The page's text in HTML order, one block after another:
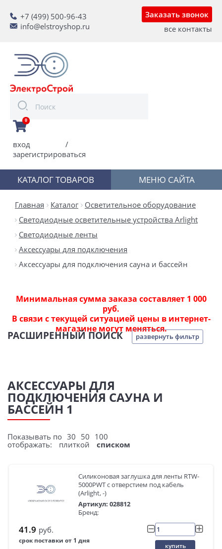
+7 (499) 500-96-43
info@elstroyshop.ru
Заказать звонок
все контакты
0
вход
/
зарегистрироваться
КАТАЛОГ ТОВАРОВ МЕНЮ САЙТА
Главная Каталог
Осветительное оборудование
Светодиодные осветительные устройства Arlight
Светодиодные ленты
Аксессуары для подключения
Аксессуары для подключения сауна и бассейн
Минимальная сумма заказа составляет 1 000
руб.
В связи с текущей ситуацией цены в интернет-
магазине могут меняться.
РАСШИРЕННЫЙ ПОИСК развернуть фильтр
АКСЕССУАРЫ ДЛЯ
ПОДКЛЮЧЕНИЯ САУНА И
БАССЕЙН 1
Показывать по 30 50 100
отображать:
плиткой списком
Силиконовая заглушка для ленты RTW-
5000PWT с отверстием под кабель
(Arlight, -)
Артикул: 028812
Бренд:
41.9 руб.
срок поставки от 1 дня
купить